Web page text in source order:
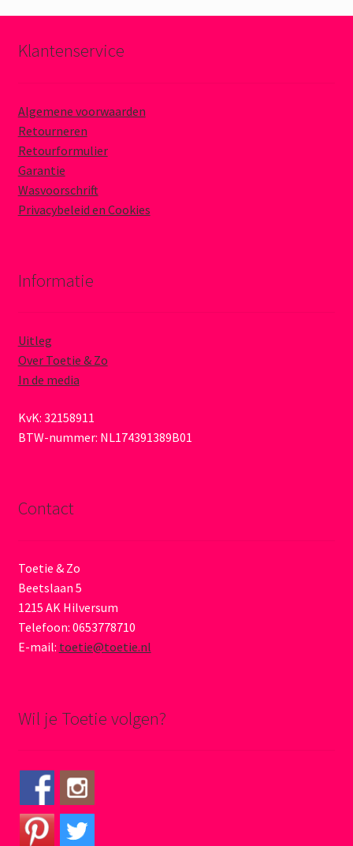
Klantenservice
Algemene voorwaarden
Retourneren
Retourformulier
Garantie
Wasvoorschrift
Privacybeleid en Cookies
Informatie
Uitleg
Over Toetie & Zo
In de media
KvK: 32158911
BTW-nummer: NL174391389B01
Contact
Toetie & Zo
Beetslaan 5
1215 AK Hilversum
Telefoon: 0653778710
E-mail: toetie@toetie.nl
Wil je Toetie volgen?